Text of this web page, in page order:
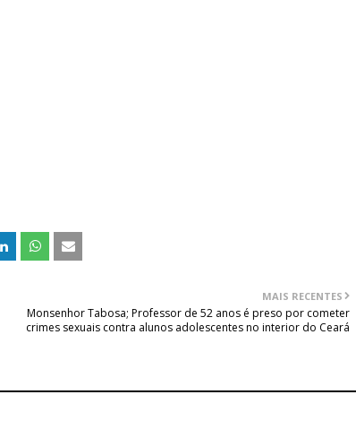
MAIS RECENTES
Monsenhor Tabosa; Professor de 52 anos é preso por cometer
crimes sexuais contra alunos adolescentes no interior do Ceará